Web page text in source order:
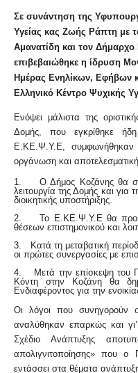
Σε συνάντηση της
Υγείας κας Ζωής Ράπτη με
Αμανατίδη και τον
επιβεβαιώθηκε η ίδρυση
Ημέρας Ενηλίκων, Εφήβων
Ελληνικό Κέντρο Ψυχικής
Ενόψει μάλιστα της
Δομής, που εγκρίθηκε
Ε.ΚΕ.Ψ.Υ.Ε, συμφωνήθηκαν
οργάνωση και αποτελεσματική
1.
Ο Δήμος Κοζάνης θα
λειτουργία της Δομής και
διοικητικής υποστήριξης.
2.
Το Ε.ΚΕ.Ψ.Υ.Ε θα
θέσεων επιστημονικού και
3.
Κατά τη μεταβατική
οι πρώτες συνεργασίες με
4.
Μετά την επίσκεψη
Κόντη στην Κοζάνη θα
Ενδιαφέροντος για την
Οι λόγοι που συνηγορούν
αναλύθηκαν επαρκώς και
Σχέδιο Ανάπτυξης
απολιγνιτοποίησης» που ο
εντάσσει στα θέματα